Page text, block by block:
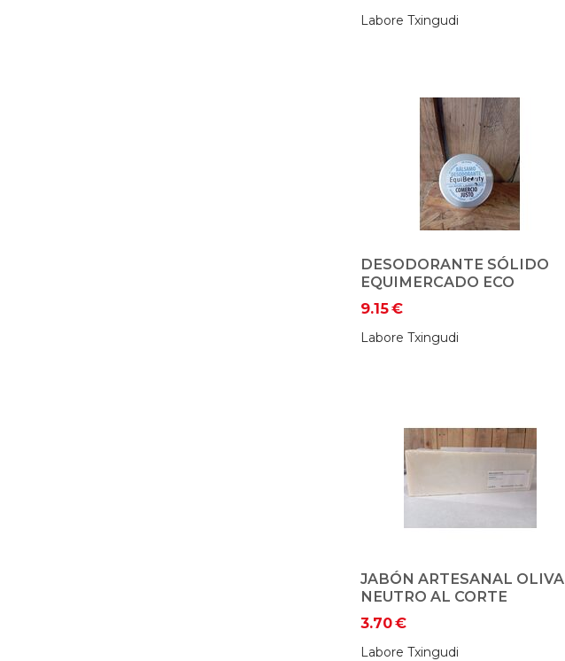
Labore Txingudi
DESODORANTE SÓLIDO
EQUIMERCADO ECO
9.15€
Labore Txingudi
JABÓN ARTESANAL OLIVA
NEUTRO AL CORTE
3.70€
Labore Txingudi